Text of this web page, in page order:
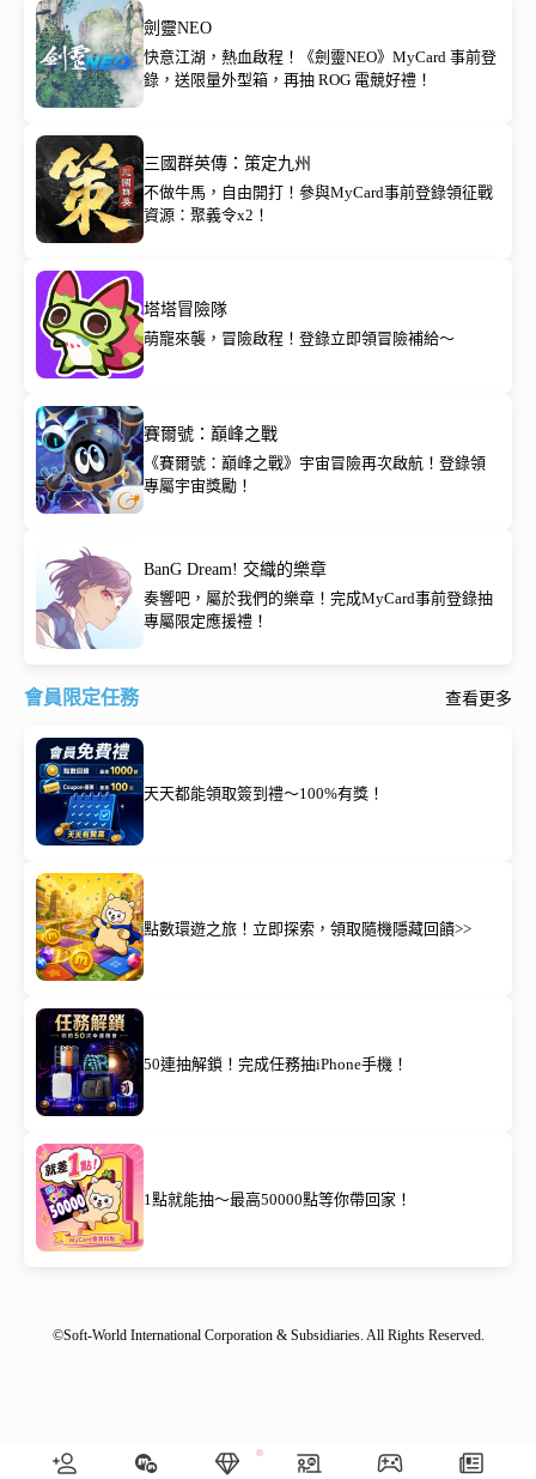
劍靈NEO
快意江湖，熱血啟程！《劍靈NEO》MyCard 事前登
錄，送限量外型箱，再抽 ROG 電競好禮！
三國群英傳：策定九州
不做牛馬，自由開打！參與MyCard事前登錄領征戰
資源：聚義令x2！
塔塔冒險隊
萌寵來襲，冒險啟程！登錄立即領冒險補給～
賽爾號：巔峰之戰
《賽爾號：巔峰之戰》宇宙冒險再次啟航！登錄領
專屬宇宙獎勵！
BanG Dream! 交織的樂章
奏響吧，屬於我們的樂章！完成MyCard事前登錄抽
專屬限定應援禮！
會員限定任務 查看更多
天天都能領取簽到禮～100%有獎！
點數環遊之旅！立即探索，領取隨機隱藏回饋>>
50連抽解鎖！完成任務抽iPhone手機！
1點就能抽～最高50000點等你帶回家！
©Soft-World International Corporation & Subsidiaries. All Rights Reserved.